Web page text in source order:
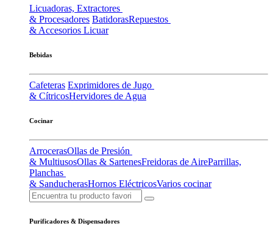
Licuadoras, Extractores
& Procesadores BatidorasRepuestos
& Accesorios Licuar
Bebidas
Cafeteras Exprimidores de Jugo
& CítricosHervidores de Agua
Cocinar
ArrocerasOllas de Presión
& MultiusosOllas & SartenesFreidoras de AireParrillas,
Planchas
& SanducherasHornos EléctricosVarios cocinar
Purificadores & Dispensadores